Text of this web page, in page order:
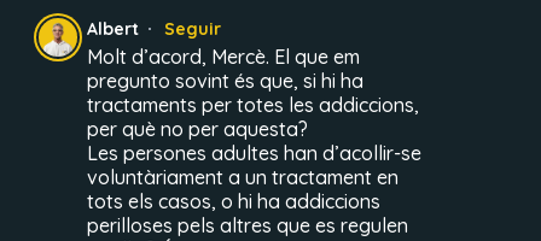
Albert Seguir
Molt d’acord, Mercè. El que em
pregunto sovint és que, si hi ha
tractaments per totes les addiccions,
per què no per aquesta?
Les persones adultes han d’acollir-se
voluntàriament a un tractament en
tots els casos, o hi ha addiccions
perilloses pels altres que es regulen